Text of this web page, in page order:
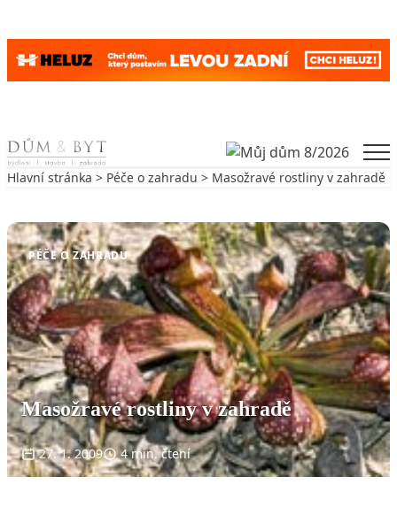
Skip to content
Hlavní stránka > Péče o zahradu > Masožravé rostliny v zahradě
PÉČE O ZAHRADU
Masožravé rostliny v zahradě
27. 1. 2009 4 min. čtení